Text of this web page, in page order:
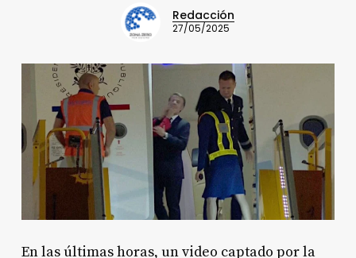
Redacción
27/05/2025
En las últimas horas, un video captado por la